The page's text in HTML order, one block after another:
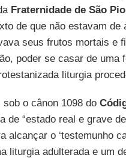
Fraternidade de São
de que não estavam de
seus frutos mortais e
poder se casar de uma
liturgia
o cânon 1098 do
de “estado real e grave
alcançar o ‘testemunho
liturgia adulterada e um